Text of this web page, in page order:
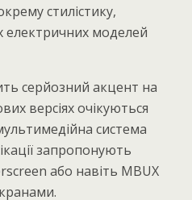
стилістику,
електричних моделей
серйозний акцент на
версіях очікуються
система
запропонують
або навіть MBUX